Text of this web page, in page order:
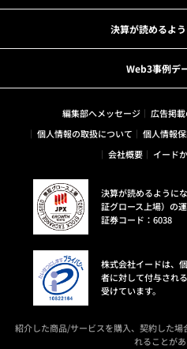
決算が読めるよ
Web3事例デ
編集部へメッセージ 広告掲
個人情報の取扱について
個人情報
会社概要
イード
決算が読めるように
証グロース上場）の
証券コード：6038
株式会社イードは、
者に対して付与され
受けています。
紹介した商品/サービスを購入、契約した
れることがあ